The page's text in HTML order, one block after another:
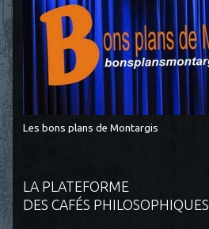
Les bons plans de Montargis
LA PLATEFORME
DES CAFÉS PHILOSOPHIQUES